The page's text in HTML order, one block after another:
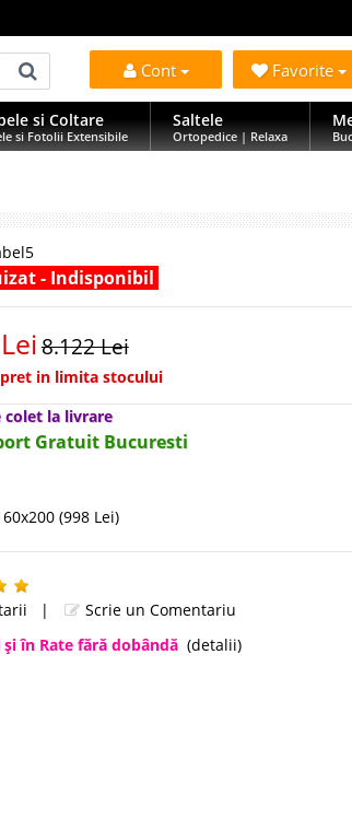
Cont Favorite
si Coltare
si Fotolii Extensibile
Saltele
Ortopedice | Relaxa
- Indisponibil
8.122 Lei
in limita stocului
colet la livrare
Gratuit Bucuresti
(998 Lei)
|
Scrie un Comentariu
în Rate fără dobândă (detalii)